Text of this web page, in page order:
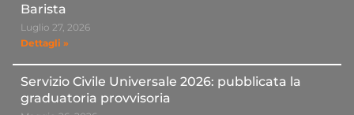
Barista
Luglio 27, 2026
Dettagli »
Servizio Civile Universale 2026: pubblicata la
graduatoria provvisoria